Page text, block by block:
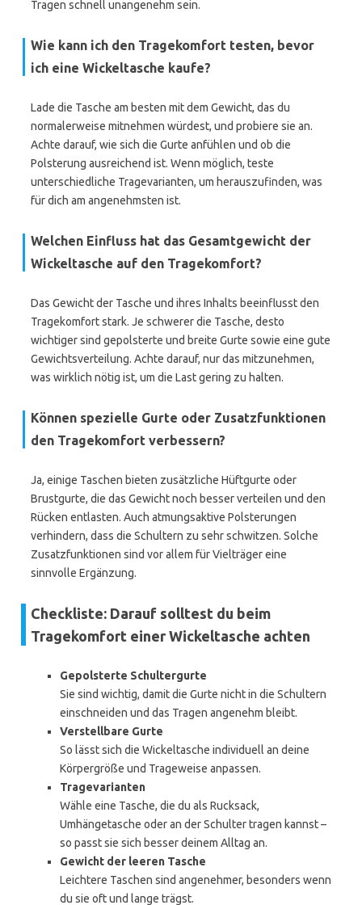
Tragen schnell unangenehm sein.
Wie kann ich den Tragekomfort testen, bevor
ich eine Wickeltasche kaufe?
Lade die Tasche am besten mit dem Gewicht, das du
normalerweise mitnehmen würdest, und probiere sie an.
Achte darauf, wie sich die Gurte anfühlen und ob die
Polsterung ausreichend ist. Wenn möglich, teste
unterschiedliche Tragevarianten, um herauszufinden, was
für dich am angenehmsten ist.
Welchen Einfluss hat das Gesamtgewicht der
Wickeltasche auf den Tragekomfort?
Das Gewicht der Tasche und ihres Inhalts beeinflusst den
Tragekomfort stark. Je schwerer die Tasche, desto
wichtiger sind gepolsterte und breite Gurte sowie eine gute
Gewichtsverteilung. Achte darauf, nur das mitzunehmen,
was wirklich nötig ist, um die Last gering zu halten.
Können spezielle Gurte oder Zusatzfunktionen
den Tragekomfort verbessern?
Ja, einige Taschen bieten zusätzliche Hüftgurte oder
Brustgurte, die das Gewicht noch besser verteilen und den
Rücken entlasten. Auch atmungsaktive Polsterungen
verhindern, dass die Schultern zu sehr schwitzen. Solche
Zusatzfunktionen sind vor allem für Vielträger eine
sinnvolle Ergänzung.
Checkliste: Darauf solltest du beim
Tragekomfort einer Wickeltasche achten
Gepolsterte Schultergurte
Sie sind wichtig, damit die Gurte nicht in die Schultern
einschneiden und das Tragen angenehm bleibt.
Verstellbare Gurte
So lässt sich die Wickeltasche individuell an deine
Körpergröße und Trageweise anpassen.
Tragevarianten
Wähle eine Tasche, die du als Rucksack,
Umhängetasche oder an der Schulter tragen kannst –
so passt sie sich besser deinem Alltag an.
Gewicht der leeren Tasche
Leichtere Taschen sind angenehmer, besonders wenn
du sie oft und lange trägst.